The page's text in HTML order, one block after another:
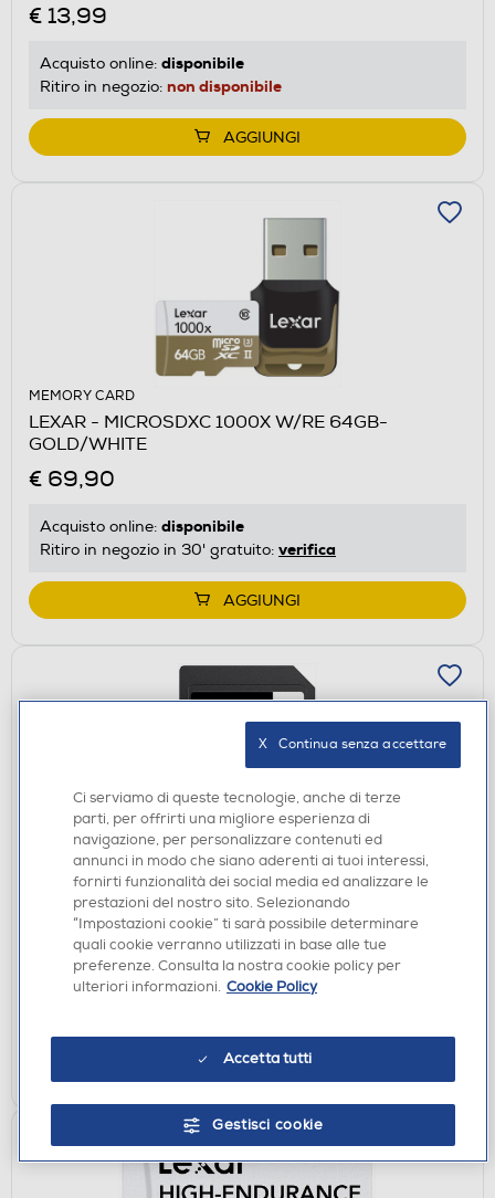
€ 13,99
Acquisto online: disponibile
Ritiro in negozio: non disponibile
AGGIUNGI
MEMORY CARD
LEXAR - MICROSDXC 1000X W/RE 64GB-
GOLD/WHITE
€ 69,90
Acquisto online: disponibile
Ritiro in negozio in 30' gratuito: verifica
AGGIUNGI
MEMORY CARD
LEXAR - 256GB PRO 1066X SDXC UHS-I V30-
€ 79,90
Acquisto online:disponibile
AGGIUNGI
Ci serviamo di queste tecnologie, anche di terze
parti, per offrirti una migliore esperienza di
navigazione, per personalizzare contenuti ed
annunci in modo che siano aderenti ai tuoi interessi,
fornirti funzionalità dei social media ed analizzare le
prestazioni del nostro sito. Selezionando
“Impostazioni cookie” ti sarà possibile determinare
quali cookie verranno utilizzati in base alle tue
preferenze. Consulta la nostra cookie policy per
ulteriori informazioni. Cookie Policy
Accetta tutti
Gestisci cookie
X   Continua senza accettare